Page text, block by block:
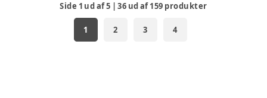
Side 1 ud af5 |36 ud af159 produkter
1 2 3 4